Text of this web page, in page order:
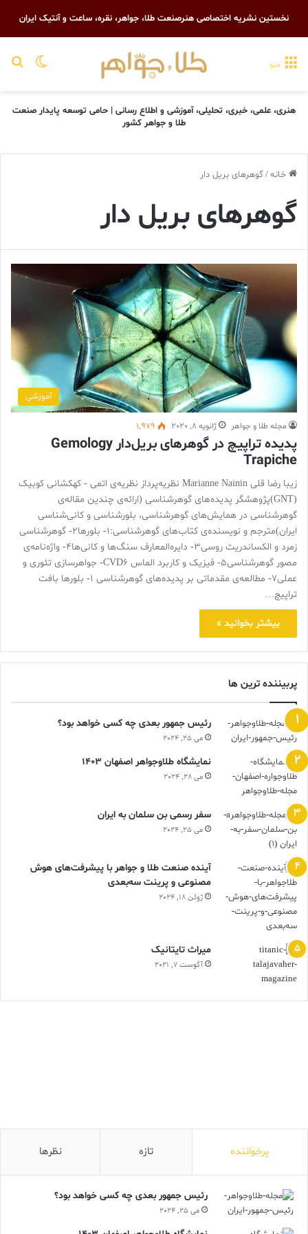
نخستین نشریه اختصاصی هنرصنعت طلا، جواهر، نقره، ساعت و آنتیک ایران
تغییر منو
هنری، علمی، خبری، تحلیلی، آموزشی و اطلاع رسانی | حامی توسعه پایدار صنعت
طلا و جواهر کشور
خانه/ گوهرهای بریل دار
گوهرهای بریل دار
آموزشی
مجله طلا و جواهر ژانویه 8, 2020 1,979
پديده تراپيـچ در گوهرهای بريل‌دار Gemology
Trapiche
زیبا رضا قلی Marianne Nainin نظریه‌پرداز نظریه‌ی اتمی ‌- کهکشانی کوبیک
(GNT)پژوهشگر پدیده‌های گوهرشناسی (ارائه‌ی چندین مقاله‌ی
گوهرشناسی در همایش‌های گوهرشناسی، بلورشناسی و کانی‌شناسی
ایران)مترجم و نویسنده‌ی کتاب‌های گوهرشناسی:1- بلورها2- گوهرشناسی
زمرد و الکساندریت روسی3- دایره‌المعارف سنگ‌ها و کانی‌ها4- واژه‌نامه‌ی
مصور گوهرشناسی5- فیزیک و کاربرد الماس CVD6- جواهرسازی تئوری و
عملی7- مطالعه‌ی مقدماتی بر پدیده‌های گوهرشناسی 1- بلورها بافت
تراپیچ…
بیشتر بخوانید »
پربیننده ترین ها
رئیس جمهور بعدی چه کسی خواهد بود؟
می 25, 2024
نمایشگاه طلاوجواهر اصفهان 1403
می 28, 2024
سفر رسمی بن سلمان به ایران
می 25, 2024
آینده صنعت طلا و جواهر با پیشرفت‌های هوش
مصنوعی و پرینت سه‌بعدی
ژوئن 18, 2024
ميراث تايتانيک
آگوست 7, 2021
پرخواننده تازه نظرها
رئیس جمهور بعدی چه کسی خواهد بود؟
می 25, 2024